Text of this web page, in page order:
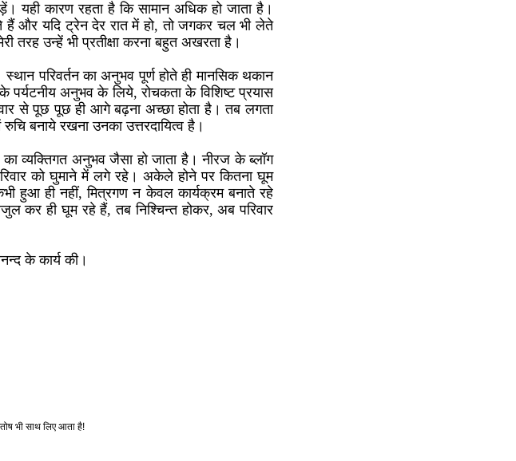
कारण रहता है कि सामान अधिक हो जाता है।
हैं और यदि ट्रेन देर रात में हो, तो जगकर चल भी लेते
तरह उन्हें भी प्रतीक्षा करना बहुत अखरता है।
परिवर्तन का अनुभव पूर्ण होते ही मानसिक थकान
अनुभव के लिये, रोचकता के विशिष्ट प्रयास
से पूछ पूछ ही आगे बढ़ना अच्छा होता है। तब लगता
बनाये रखना उनका उत्तरदायित्व है।
का व्यक्तिगत अनुभव जैसा हो जाता है। नीरज के ब्लॉग
को घुमाने में लगे रहे। अकेले होने पर कितना घूम
हुआ ही नहीं, मित्रगण न केवल कार्यक्रम बनाते रहे
ही घूम रहे हैं, तब निश्चिन्त होकर, अब परिवार
के कार्य की।
भी साथ लिए आता है!